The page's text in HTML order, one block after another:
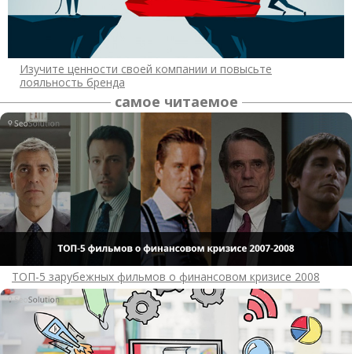
Изучите ценности своей компании и повысьте
лояльность бренда
самое читаемое
ТОП-5 зарубежных фильмов о финансовом кризисе 2008